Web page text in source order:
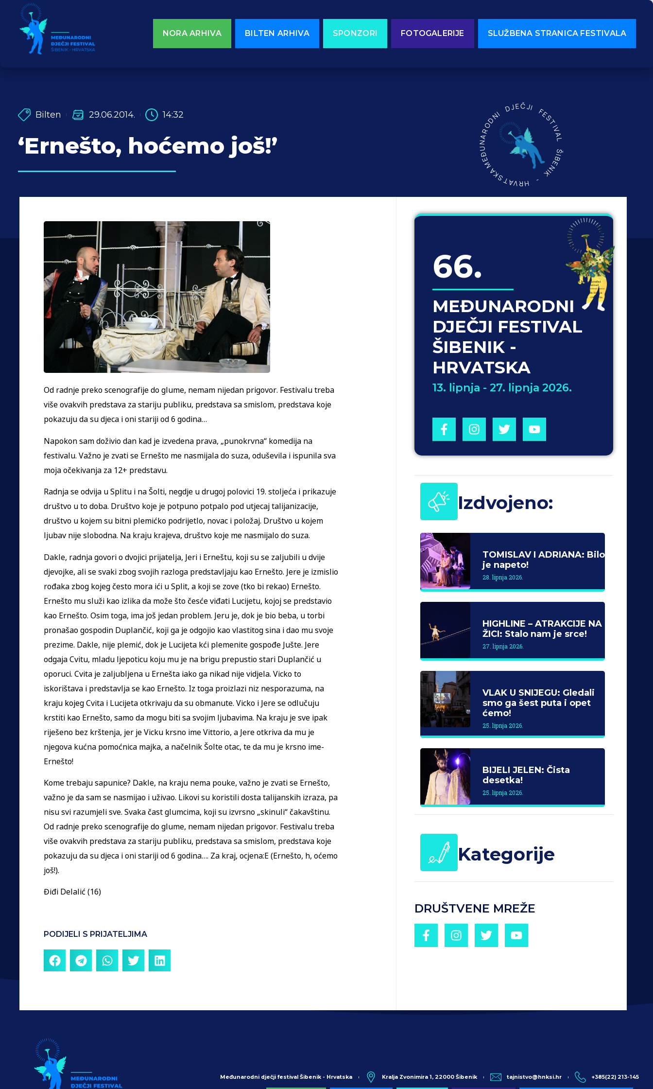
NORA ARHIVA BILTEN ARHIVA SPONZORI FOTOGALERIJE SLUŽBENA STRANICA FESTIVALA
Bilten 29.06.2014. 14:32
‘Ernešto, hoćemo još!’ MEĐUNARODNI DJEČJI FESTIVAL ŠIBENIK - HRVATSKA
Od radnje preko scenografije do glume, nemam nijedan prigovor. Festivalu treba
više ovakvih predstava za stariju publiku, predstava sa smislom, predstava koje
pokazuju da su djeca i oni stariji od 6 godina…
Napokon sam doživio dan kad je izvedena prava, „punokrvna“ komedija na
festivalu. Važno je zvati se Ernešto me nasmijala do suza, oduševila i ispunila sva
moja očekivanja za 12+ predstavu.
Radnja se odvija u Splitu i na Šolti, negdje u drugoj polovici 19. stoljeća i prikazuje
društvo u to doba. Društvo koje je potpuno potpalo pod utjecaj talijanizacije,
društvo u kojem su bitni plemićko podrijetlo, novac i položaj. Društvo u kojem
ljubav nije slobodna. Na kraju krajeva, društvo koje me nasmijalo do suza.
Dakle, radnja govori o dvojici prijatelja, Jeri i Erneštu, koji su se zaljubili u dvije
djevojke, ali se svaki zbog svojih razloga predstavljaju kao Ernešto. Jere je izmislio
rođaka zbog kojeg često mora ići u Split, a koji se zove (tko bi rekao) Ernešto.
Ernešto mu služi kao izlika da može što česće viđati Lucijetu, kojoj se predstavio
kao Ernešto. Osim toga, ima još jedan problem. Jeru je, dok je bio beba, u torbi
pronašao gospodin Duplančić, koji ga je odgojio kao vlastitog sina i dao mu svoje
prezime. Dakle, nije plemić, dok je Lucijeta kći plemenite gospođe Jušte. Jere
odgaja Cvitu, mladu ljepoticu koju mu je na brigu prepustio stari Duplančić u
oporuci. Cvita je zaljubljena u Ernešta iako ga nikad nije vidjela. Vicko to
iskorištava i predstavlja se kao Ernešto. Iz toga proizlazi niz nesporazuma, na
kraju kojeg Cvita i Lucijeta otkrivaju da su obmanute. Vicko i Jere se odlučuju
krstiti kao Ernešto, samo da mogu biti sa svojim ljubavima. Na kraju je sve ipak
riješeno bez krštenja, jer je Vicku krsno ime Vittorio, a Jere otkriva da mu je
njegova kućna pomoćnica majka, a načelnik Šolte otac, te da mu je krsno ime-
Ernešto!
Kome trebaju sapunice? Dakle, na kraju nema pouke, važno je zvati se Ernešto,
važno je da sam se nasmijao i uživao. Likovi su koristili dosta talijanskih izraza, pa
nisu svi razumjeli sve. Svaka čast glumcima, koji su izvrsno „skinuli“ čakavštinu.
Od radnje preko scenografije do glume, nemam nijedan prigovor. Festivalu treba
više ovakvih predstava za stariju publiku, predstava sa smislom, predstava koje
pokazuju da su djeca i oni stariji od 6 godina…. Za kraj, ocjena:E (Ernešto, h, oćemo
još!).
Điđi Delalić (16)
PODIJELI S PRIJATELJIMA
66.
MEĐUNARODNI
DJEČJI FESTIVAL
ŠIBENIK -
HRVATSKA
13. lipnja - 27. lipnja 2026.
Izdvojeno:
TOMISLAV I ADRIANA: Bilo
je napeto!
28. lipnja 2026.
HIGHLINE – ATRAKCIJE NA
ŽICI: Stalo nam je srce!
27. lipnja 2026.
VLAK U SNIJEGU: Gledali
smo ga šest puta i opet
ćemo!
25. lipnja 2026.
BIJELI JELEN: Čista
desetka!
25. lipnja 2026.
Kategorije
DRUŠTVENE MREŽE
Međunarodni dječji festival Šibenik - Hrvatska Kralja Zvonimira 1, 22000 Šibenik tajnistvo@hnksi.hr +385(22) 213-145